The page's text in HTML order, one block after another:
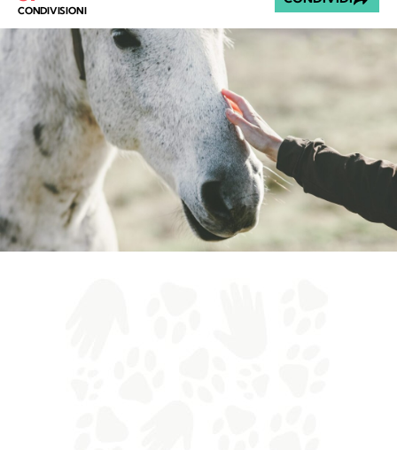
CONDIVISIONI